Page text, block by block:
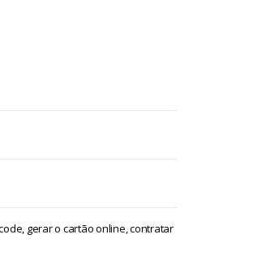
gerar o cartão online, contratar